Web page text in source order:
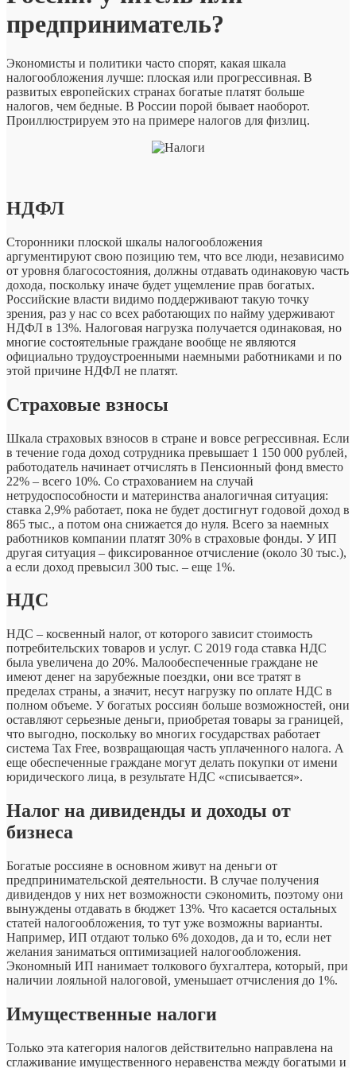
предприниматель?
Экономисты и политики часто спорят, какая шкала
налогообложения лучше: плоская или прогрессивная. В
развитых европейских странах богатые платят больше
налогов, чем бедные. В России порой бывает наоборот.
Проиллюстрируем это на примере налогов для физлиц.
НДФЛ
Сторонники плоской шкалы налогообложения
аргументируют свою позицию тем, что все люди, независимо
от уровня благосостояния, должны отдавать одинаковую часть
дохода, поскольку иначе будет ущемление прав богатых.
Российские власти видимо поддерживают такую точку
зрения, раз у нас со всех работающих по найму удерживают
НДФЛ в 13%. Налоговая нагрузка получается одинаковая, но
многие состоятельные граждане вообще не являются
официально трудоустроенными наемными работниками и по
этой причине НДФЛ не платят.
Страховые взносы
Шкала страховых взносов в стране и вовсе регрессивная. Если
в течение года доход сотрудника превышает 1 150 000 рублей,
работодатель начинает отчислять в Пенсионный фонд вместо
22% – всего 10%. Со страхованием на случай
нетрудоспособности и материнства аналогичная ситуация:
ставка 2,9% работает, пока не будет достигнут годовой доход в
865 тыс., а потом она снижается до нуля. Всего за наемных
работников компании платят 30% в страховые фонды. У ИП
другая ситуация – фиксированное отчисление (около 30 тыс.),
а если доход превысил 300 тыс. – еще 1%.
НДС
НДС – косвенный налог, от которого зависит стоимость
потребительских товаров и услуг. С 2019 года ставка НДС
была увеличена до 20%. Малообеспеченные граждане не
имеют денег на зарубежные поездки, они все тратят в
пределах страны, а значит, несут нагрузку по оплате НДС в
полном объеме. У богатых россиян больше возможностей, они
оставляют серьезные деньги, приобретая товары за границей,
что выгодно, поскольку во многих государствах работает
система Tax Free, возвращающая часть уплаченного налога. А
еще обеспеченные граждане могут делать покупки от имени
юридического лица, в результате НДС «списывается».
Налог на дивиденды и доходы от
бизнеса
Богатые россияне в основном живут на деньги от
предпринимательской деятельности. В случае получения
дивидендов у них нет возможности сэкономить, поэтому они
вынуждены отдавать в бюджет 13%. Что касается остальных
статей налогообложения, то тут уже возможны варианты.
Например, ИП отдают только 6% доходов, да и то, если нет
желания заниматься оптимизацией налогообложения.
Экономный ИП нанимает толкового бухгалтера, который, при
наличии лояльной налоговой, уменьшает отчисления до 1%.
Имущественные налоги
Только эта категория налогов действительно направлена на
сглаживание имущественного неравенства между богатыми и